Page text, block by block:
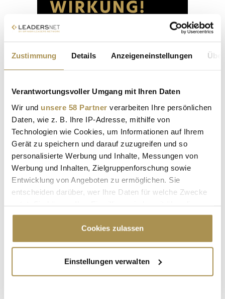
Zustimmung Details Anzeigeneinstellungen
Verantwortungsvoller Umgang mit Ihren Daten
Wir und unsere 58 Partner verarbeiten Ihre persönlichen
Daten, wie z. B. Ihre IP-Adresse, mithilfe von
Technologien wie Cookies, um Informationen auf Ihrem
Gerät zu speichern und darauf zuzugreifen und so
personalisierte Werbung und Inhalte, Messungen von
Werbung und Inhalten, Zielgruppenforschung sowie
Entwicklung von Angeboten zu ermöglichen. Sie
entscheiden darüber, wer Ihre Daten für welche Zwecke
Cookie-Erklärung oder durch Klicken auf das Privacy
Trigger Symbol ändern oder widerrufen
Informationen über Ihre geografische Lage
erfassen, welche bis auf einige Meter genau sein
Cookies zulassen
Einstellungen verwalten